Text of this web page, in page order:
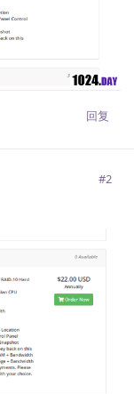
回复
#2